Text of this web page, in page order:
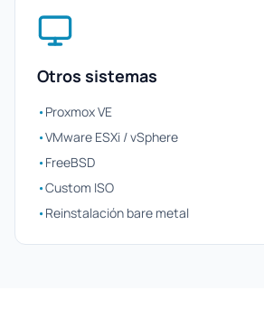
Otros sistemas
•Proxmox VE
•VMware ESXi / vSphere
•FreeBSD
•Custom ISO
•Reinstalación bare metal